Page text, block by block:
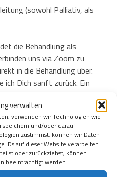
verwalten
verwenden wir Technologien wie
speichern und/oder darauf
zustimmst, können wir Daten
IDs auf dieser Website verarbeiten.
oder zurückziehst, können
beeinträchtigt werden.
(sowohl Palliativ, als
die Behandlung als
uns via Zoom zu
in die Behandlung über.
ich Dich sanft zurück. Ein
, Meditationen oder
in Stille beenden.
für DICH NICHTS zu tun.
Sille und das
öffnet sich ein